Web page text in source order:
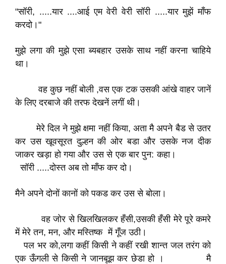
"सॉरी, .....यार ....आई एम वेरी वेरी सॉरी .....यार मुझें माँफ
करदो।"
मुझे लगा की मुझे एसा ब्यबहार उसके साथ नहीं करना चाहिये
था।
वह कुछ नहीं बोली ,वस एक टक उसकी आंखे वाहर जानें
के लिए दरबाजे की तरफ देखनें लगीं थी।
मेरे दिल ने मुझे क्षमा नहीं किया, अता मै अपने बैड से उतर
कर उस खूवसूरत दुल्हन की ओर बडा और उसके नज दीक
जाकर खड़ा हो गया और उस से एक बार पुन: कहा।
सॉरी .....दोस्त अब तो माँफ कर दो।
मैने अपने दोनों कानों को पकड कर उस से बोला।
वह जोर से खिलखिलकर हँसी,उसकी हँसी मेरे पूरे कमरे
में मेरे तन, मन, और मस्तिष्क में गूँज उठी।
पल भर को,लगा कहीं किसी ने कहीं रखी शान्त जल तरंग को
एक ऊँगली से किसी ने जानबूझ कर छेडा हो । मै